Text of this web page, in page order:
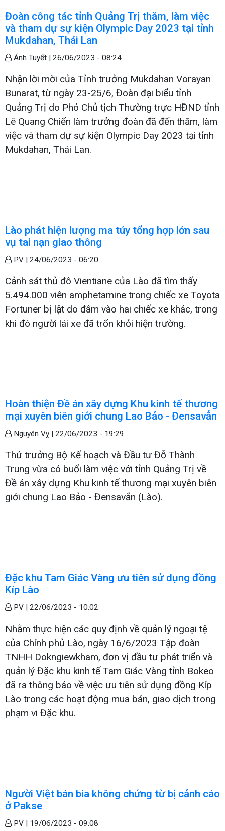
Đoàn công tác tỉnh Quảng Trị thăm, làm việc
và tham dự sự kiện Olympic Day 2023 tại tỉnh
Mukdahan, Thái Lan
Ánh Tuyết | 26/06/2023 - 08:24
Nhận lời mời của Tỉnh trưởng Mukdahan Vorayan
Bunarat, từ ngày 23-25/6, Đoàn đại biểu tỉnh
Quảng Trị do Phó Chủ tịch Thường trực HĐND tỉnh
Lê Quang Chiến làm trưởng đoàn đã đến thăm, làm
việc và tham dự sự kiện Olympic Day 2023 tại tỉnh
Mukdahan, Thái Lan.
Lào phát hiện lượng ma túy tổng hợp lớn sau
vụ tai nạn giao thông
PV | 24/06/2023 - 06:20
Cảnh sát thủ đô Vientiane của Lào đã tìm thấy
5.494.000 viên amphetamine trong chiếc xe Toyota
Fortuner bị lật do đâm vào hai chiếc xe khác, trong
khi đó người lái xe đã trốn khỏi hiện trường.
Hoàn thiện Đề án xây dựng Khu kinh tế thương
mại xuyên biên giới chung Lao Bảo - Đensavẳn
Nguyên Vỵ | 22/06/2023 - 19:29
Thứ trưởng Bộ Kế hoạch và Đầu tư Đỗ Thành
Trung vừa có buổi làm việc với tỉnh Quảng Trị về
Đề án xây dựng Khu kinh tế thương mại xuyên biên
giới chung Lao Bảo - Đensavẳn (Lào).
Đặc khu Tam Giác Vàng ưu tiên sử dụng đồng
Kíp Lào
PV | 22/06/2023 - 10:02
Nhằm thực hiện các quy định về quản lý ngoại tệ
của Chính phủ Lào, ngày 16/6/2023 Tập đoàn
TNHH Dokngiewkham, đơn vị đầu tư phát triển và
quản lý Đặc khu kinh tế Tam Giác Vàng tỉnh Bokeo
đã ra thông báo về việc ưu tiên sử dụng đồng Kíp
Lào trong các hoạt động mua bán, giao dịch trong
phạm vi Đặc khu.
Người Việt bán bia không chứng từ bị cảnh cáo
ở Pakse
PV | 19/06/2023 - 09:08